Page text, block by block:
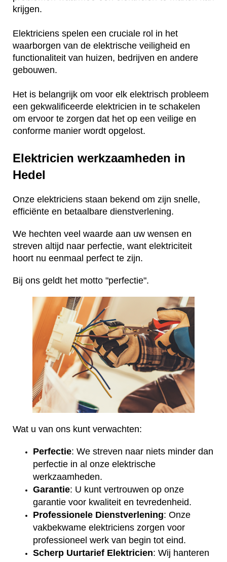
krijgen.
Elektriciens spelen een cruciale rol in het
waarborgen van de elektrische veiligheid en
functionaliteit van huizen, bedrijven en andere
gebouwen.
Het is belangrijk om voor elk elektrisch probleem
een gekwalificeerde elektricien in te schakelen
om ervoor te zorgen dat het op een veilige en
conforme manier wordt opgelost.
Elektricien werkzaamheden in
Hedel
Onze elektriciens staan bekend om zijn snelle,
efficiënte en betaalbare dienstverlening.
We hechten veel waarde aan uw wensen en
streven altijd naar perfectie, want elektriciteit
hoort nu eenmaal perfect te zijn.
Bij ons geldt het motto "perfectie".
Wat u van ons kunt verwachten:
Perfectie: We streven naar niets minder dan
perfectie in al onze elektrische
werkzaamheden.
Garantie: U kunt vertrouwen op onze
garantie voor kwaliteit en tevredenheid.
Professionele Dienstverlening: Onze
vakbekwame elektriciens zorgen voor
professioneel werk van begin tot eind.
Scherp Uurtarief Elektricien: Wij hanteren